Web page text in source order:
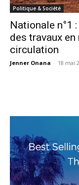
Politique & Société
Nationale n°1
des travaux
circulation
Jenner Onana - 18 mai